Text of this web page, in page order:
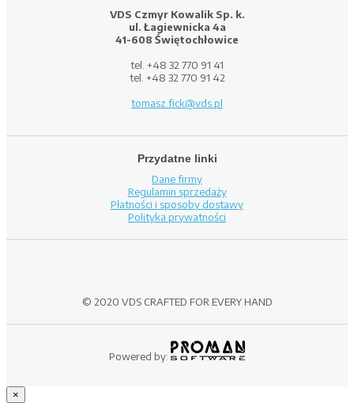
VDS Czmyr Kowalik Sp. k.
ul. Łagiewnicka 4a
41-608 Świętochłowice
tel. +48 32 770 91 41
tel. +48 32 770 91 42
tomasz.fick@vds.pl
Przydatne linki
Dane firmy
Regulamin sprzedaży
Płatności i sposoby dostawy
Polityka prywatności
© 2020 VDS CRAFTED FOR EVERY HAND
Powered by:
×